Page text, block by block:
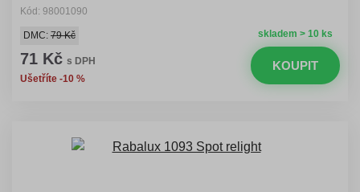
Kód: 98001090
skladem > 10 ks
DMC: 79 Kč
71 Kč s DPH
Ušetříte -10 %
KOUPIT